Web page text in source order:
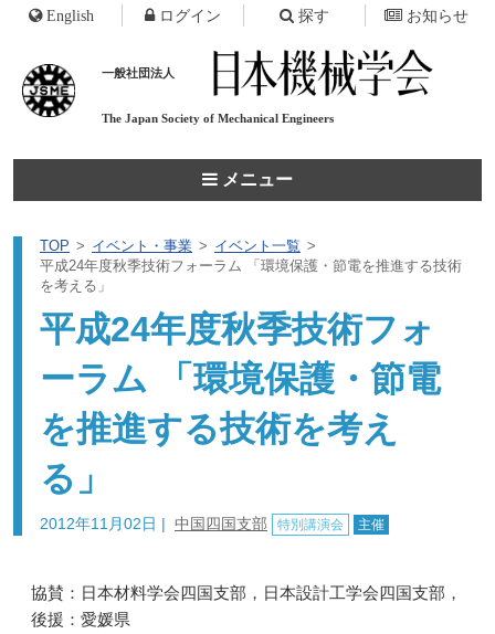
一般社団法人
The Japan Society of Mechanical Engineers
メニュー
English ログイン 探す お知らせ
TOP イベント・事業
イベント一覧
平成24年度秋季技術フォーラム 「環境保護・節電を推進する技術
を考える」
平成24年度秋季技術フォ
ーラム 「環境保護・節電
を推進する技術を考え
る」
2012年11月02日 | 中国四国支部 特別講演会 主催
協賛：日本材料学会四国支部，日本設計工学会四国支部，
後援：愛媛県